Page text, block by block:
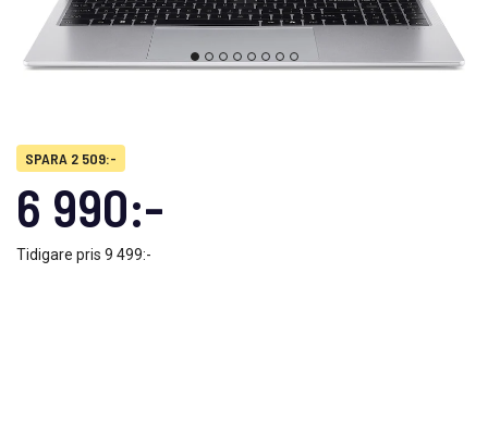
SPARA 2 509:-
6 990:-
Tidigare pris 9 499:-